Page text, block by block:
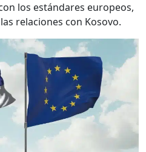
los estándares europeos,
relaciones con Kosovo.